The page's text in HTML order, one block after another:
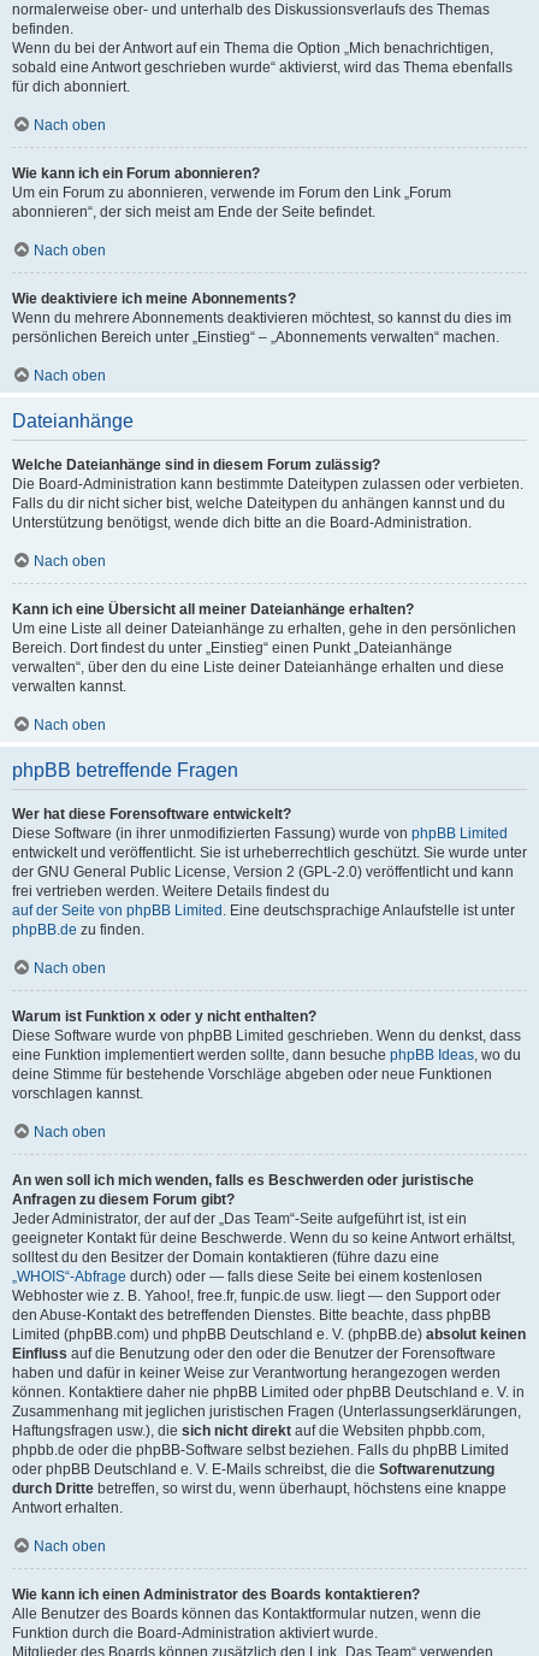
normalerweise ober- und unterhalb des Diskussionsverlaufs des Themas
befinden.
Wenn du bei der Antwort auf ein Thema die Option „Mich benachrichtigen,
sobald eine Antwort geschrieben wurde“ aktivierst, wird das Thema ebenfalls
für dich abonniert.
Nach oben
Wie kann ich ein Forum abonnieren?
Um ein Forum zu abonnieren, verwende im Forum den Link „Forum
abonnieren“, der sich meist am Ende der Seite befindet.
Nach oben
Wie deaktiviere ich meine Abonnements?
Wenn du mehrere Abonnements deaktivieren möchtest, so kannst du dies im
persönlichen Bereich unter „Einstieg“ – „Abonnements verwalten“ machen.
Nach oben
Dateianhänge
Welche Dateianhänge sind in diesem Forum zulässig?
Die Board-Administration kann bestimmte Dateitypen zulassen oder verbieten.
Falls du dir nicht sicher bist, welche Dateitypen du anhängen kannst und du
Unterstützung benötigst, wende dich bitte an die Board-Administration.
Nach oben
Kann ich eine Übersicht all meiner Dateianhänge erhalten?
Um eine Liste all deiner Dateianhänge zu erhalten, gehe in den persönlichen
Bereich. Dort findest du unter „Einstieg“ einen Punkt „Dateianhänge
verwalten“, über den du eine Liste deiner Dateianhänge erhalten und diese
verwalten kannst.
Nach oben
phpBB betreffende Fragen
Wer hat diese Forensoftware entwickelt?
Diese Software (in ihrer unmodifizierten Fassung) wurde von phpBB Limited
entwickelt und veröffentlicht. Sie ist urheberrechtlich geschützt. Sie wurde unter
der GNU General Public License, Version 2 (GPL-2.0) veröffentlicht und kann
frei vertrieben werden. Weitere Details findest du
auf der Seite von phpBB Limited . Eine deutschsprachige Anlaufstelle ist unter
phpBB.de zu finden.
Nach oben
Warum ist Funktion x oder y nicht enthalten?
Diese Software wurde von phpBB Limited geschrieben. Wenn du denkst, dass
eine Funktion implementiert werden sollte, dann besuche phpBB Ideas, wo du
deine Stimme für bestehende Vorschläge abgeben oder neue Funktionen
vorschlagen kannst.
Nach oben
An wen soll ich mich wenden, falls es Beschwerden oder juristische
Anfragen zu diesem Forum gibt?
Jeder Administrator, der auf der „Das Team“-Seite aufgeführt ist, ist ein
geeigneter Kontakt für deine Beschwerde. Wenn du so keine Antwort erhältst,
solltest du den Besitzer der Domain kontaktieren (führe dazu eine
„WHOIS“-Abfrage durch) oder — falls diese Seite bei einem kostenlosen
Webhoster wie z. B. Yahoo!, free.fr, funpic.de usw. liegt — den Support oder
den Abuse-Kontakt des betreffenden Dienstes. Bitte beachte, dass phpBB
Limited (phpBB.com) und phpBB Deutschland e. V. (phpBB.de) absolut keinen
Einfluss auf die Benutzung oder den oder die Benutzer der Forensoftware
haben und dafür in keiner Weise zur Verantwortung herangezogen werden
können. Kontaktiere daher nie phpBB Limited oder phpBB Deutschland e. V. in
Zusammenhang mit jeglichen juristischen Fragen (Unterlassungserklärungen,
Haftungsfragen usw.), die sich nicht direkt auf die Websiten phpbb.com,
phpbb.de oder die phpBB-Software selbst beziehen. Falls du phpBB Limited
oder phpBB Deutschland e. V. E-Mails schreibst, die die Softwarenutzung
durch Dritte betreffen, so wirst du, wenn überhaupt, höchstens eine knappe
Antwort erhalten.
Nach oben
Wie kann ich einen Administrator des Boards kontaktieren?
Alle Benutzer des Boards können das Kontaktformular nutzen, wenn die
Funktion durch die Board-Administration aktiviert wurde.
Mitglieder des Boards können zusätzlich den Link „Das Team“ verwenden.